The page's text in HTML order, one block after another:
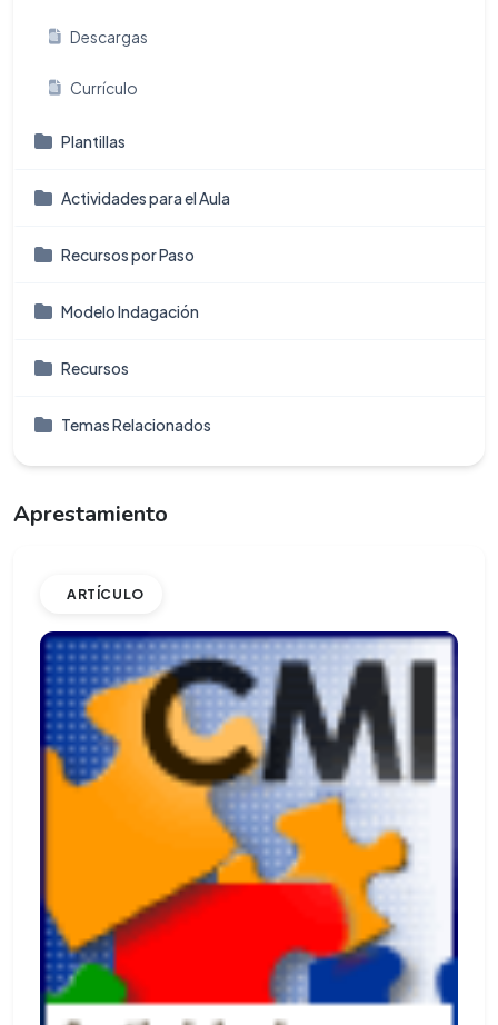
Descargas
Currículo
Plantillas
Actividades para el Aula
Recursos por Paso
Modelo Indagación
Recursos
Temas Relacionados
Aprestamiento
ARTÍCULO